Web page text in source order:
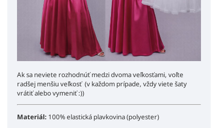
Ak sa neviete rozhodnúť medzi dvoma veľkosťami, voľte
radšej menšiu veľkosť (v každom prípade, vždy viete šaty
vrátiť alebo vymeniť :))
Materiál: 100% elastická plavkovina (polyester)